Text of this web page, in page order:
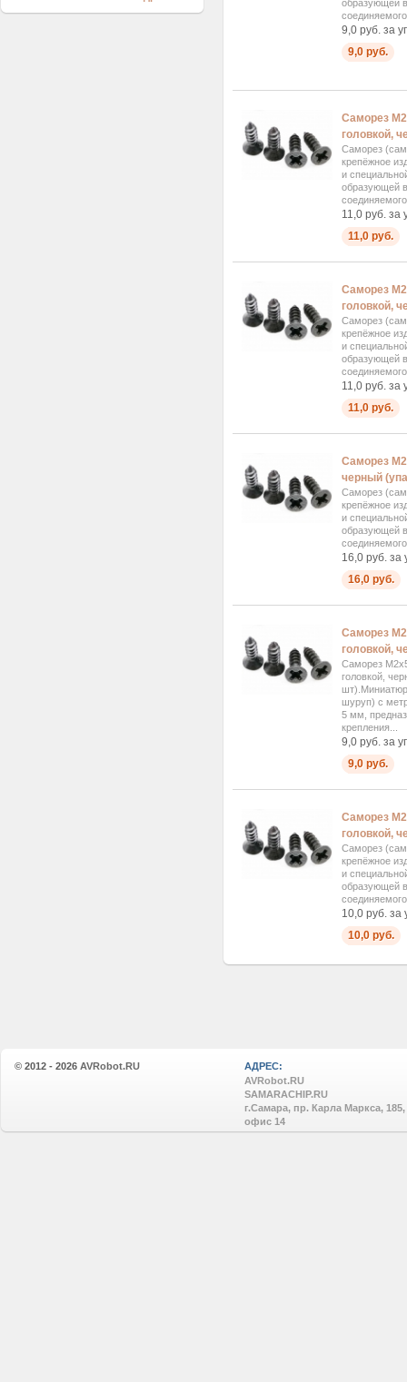
образующей
9,0 руб. за
9,0 руб.
Саморез
головкой,
Саморез
крепёжное
и
образующей
11,0 руб. за
11,0 руб.
Саморез
головкой,
Саморез
крепёжное
и
образующей
11,0 руб. за
11,0 руб.
Саморез
черный
Саморез
крепёжное
и
образующей
16,0 руб. за
16,0 руб.
Саморез
головкой,
Саморез
головкой,
шуруп) с
5 мм,
крепления...
9,0 руб. за
9,0 руб.
Саморез
головкой,
Саморез
крепёжное
и
образующей
10,0 руб. за
10,0 руб.
© 2012 - 2026 AVRobot.RU
АДРЕС:
AVRobot.RU
SAMARACHIP.RU
г.Самара, пр. Карла Маркса, 185,
офис 14